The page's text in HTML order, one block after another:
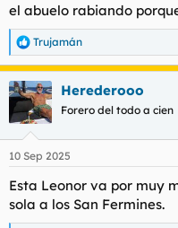
:
el abuelo rabiando
R
e
a
c
c
i
e
:
Trujamán
Herederooo
Forero del todo a cien
10 Sep 2025
Esta Leonor va por muy
sola a los San Fermines.